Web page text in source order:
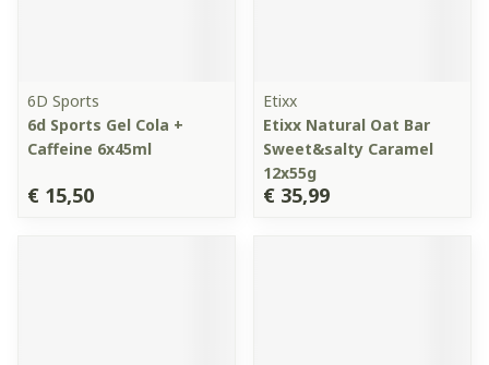
6D Sports
6d Sports Gel Cola +
Caffeine 6x45ml
€ 15,50
Etixx
Etixx Natural Oat Bar
Sweet&salty Caramel
12x55g
€ 35,99